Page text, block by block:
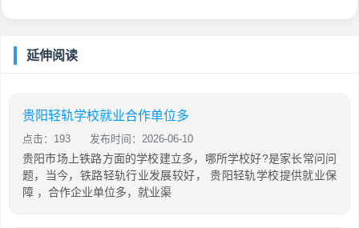
延伸阅读
贵阳轻轨学校就业合作单位多
点击：193 发布时间：2026-06-10
贵阳市场上铁路方面的学校建立多，哪所学校好?是家长常问问
题，当今，铁路轻轨行业发展较好， 贵阳轻轨学校提供就业保
障 ，合作企业单位多，就业渠